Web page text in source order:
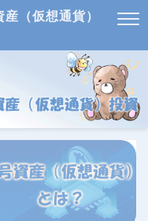
（仮想通貨）